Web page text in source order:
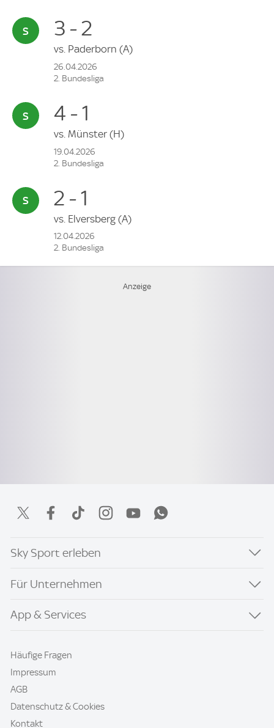
3 - 2
vs. Paderborn (A)
26.04.2026
2. Bundesliga
4 - 1
vs. Münster (H)
19.04.2026
2. Bundesliga
2 - 1
vs. Elversberg (A)
12.04.2026
2. Bundesliga
Sky Sport erleben
Für Unternehmen
App & Services
Häufige Fragen
Impressum
AGB
Datenschutz & Cookies
Kontakt